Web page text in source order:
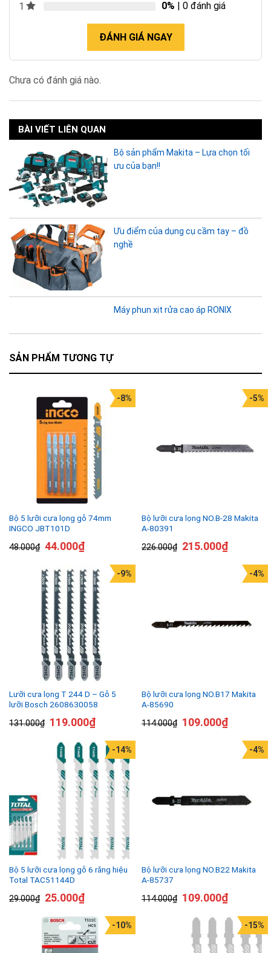
1 0% | 0 đánh giá
ĐÁNH GIÁ NGAY
Chưa có đánh giá nào.
BÀI VIẾT LIÊN QUAN
Bộ sản phẩm Makita – Lựa chọn tối
ưu của bạn!!
Ưu điểm của dụng cụ cầm tay – đồ
nghề
Máy phun xịt rửa cao áp RONIX
SẢN PHẨM TƯƠNG TỰ
Bộ 5 lưỡi cưa lọng gỗ 74mm
INGCO JBT101D
48.000₫
-8%
44.000₫
Bộ lưỡi cưa lọng NO.B-28 Makita
A-80391
226.000₫
-5%
215.000₫
Lưỡi cưa lọng T 244 D – Gỗ 5
lưỡi Bosch 2608630058
131.000₫
-9%
119.000₫
Bộ lưỡi cưa lọng NO.B17 Makita
A-85690
114.000₫
-4%
109.000₫
Bộ 5 lưỡi cưa lọng gỗ 6 răng hiệu
Total TAC51144D
29.000₫
-14%
25.000₫
Bộ lưỡi cưa lọng NO.B22 Makita
A-85737
114.000₫
-4%
109.000₫
-10% -15%